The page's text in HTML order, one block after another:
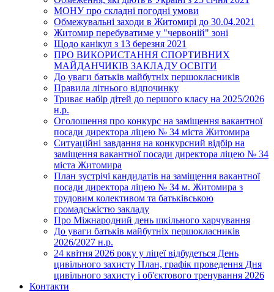
МОНУ про складні погодні умови
Обмежувальні заходи в Житомирі до 30.04.2021
Житомир перебуватиме у "червоній" зоні
Щодо канікул з 13 березня 2021
ПРО ВИКОРИСТАННЯ СПОРТИВНИХ
МАЙДАНЧИКІВ ЗАКЛАДУ ОСВІТИ
До уваги батьків майбутніх першокласників
Правила літнього відпочинку
Триває набір дітей до першого класу на 2025/2026
н.р.
Оголошення про конкурс на заміщення вакантної
посади директора ліцею № 34 міста Житомира
Ситуаційні завдання на конкурсний відбір на
заміщення вакантної посади директора ліцею № 34
міста Житомира
План зустрічі кандидатів на заміщення вакантної
посади директора ліцею № 34 м. Житомира з
трудовим колективом та батьківською
громадськістю закладу
Про Міжнародний день шкільного харчування
До уваги батьків майбутніх першокласників
2026/2027 н.р.
24 квітня 2026 року у ліцеї відбудеться День
цивільного захисту План, графік проведення Дня
цивільного захисту і об'єктового тренування 2026
Контакти